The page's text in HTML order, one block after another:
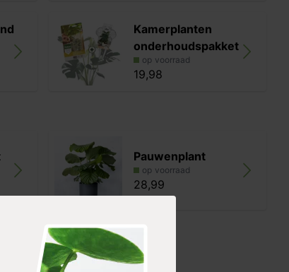
Kamerplanten
onderhoudspakket
op voorraad
19,98
Pauwenplant
op voorraad
28,99